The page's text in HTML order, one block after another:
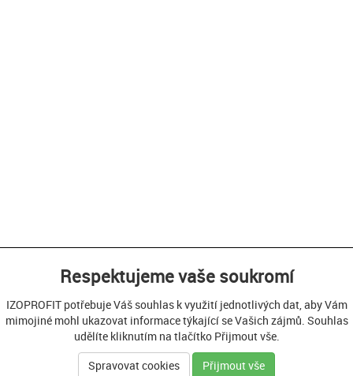
Respektujeme vaše soukromí
IZOPROFIT potřebuje Váš souhlas k využití jednotlivých dat, aby Vám
mimojiné mohl ukazovat informace týkající se Vašich zájmů. Souhlas
udělíte kliknutím na tlačítko Přijmout vše.
Spravovat cookies
Přijmout vše